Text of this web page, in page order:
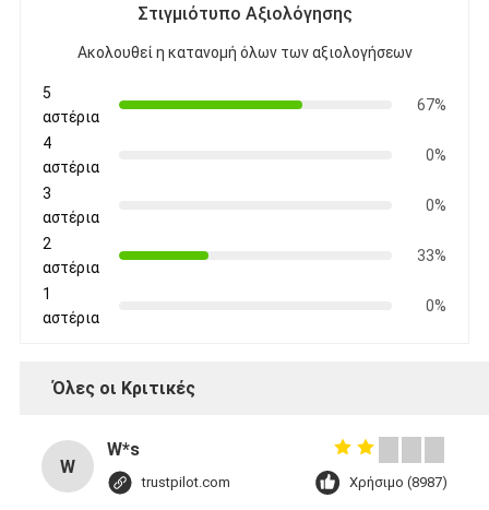
Στιγμιότυπο Αξιολόγησης
Ακολουθεί η κατανομή όλων των αξιολογήσεων
5
αστέρια
67%
4
αστέρια
0%
3
αστέρια
0%
2
αστέρια
33%
1
αστέρια
0%
Όλες οι Κριτικές
W
W*s
trustpilot.com Χρήσιμο (8987)